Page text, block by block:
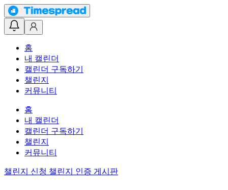
홈
내 캘린더
캘린더 구독하기
챌린지
커뮤니티
홈
내 캘린더
캘린더 구독하기
챌린지
커뮤니티
챌린지 신청 챌린지 인증 게시판